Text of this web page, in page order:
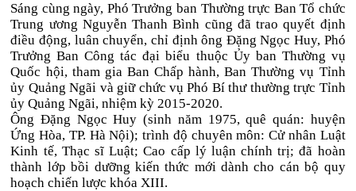
Sáng cùng ngày, Phó Trưởng ban Thường trực Ban Tổ chức
Trung ương Nguyễn Thanh Bình cũng đã trao quyết định
điều động, luân chuyển, chỉ định ông Đặng Ngọc Huy, Phó
Trưởng Ban Công tác đại biểu thuộc Ủy ban Thường vụ
Quốc hội, tham gia Ban Chấp hành, Ban Thường vụ Tỉnh
ủy Quảng Ngãi và giữ chức vụ Phó Bí thư thường trực Tỉnh
ủy Quảng Ngãi, nhiệm kỳ 2015-2020.
Ông Đặng Ngọc Huy (sinh năm 1975, quê quán: huyện
Ứng Hòa, TP. Hà Nội); trình độ chuyên môn: Cử nhân Luật
Kinh tế, Thạc sĩ Luật; Cao cấp lý luận chính trị; đã hoàn
thành lớp bồi dưỡng kiến thức mới dành cho cán bộ quy
hoạch chiến lược khóa XIII.